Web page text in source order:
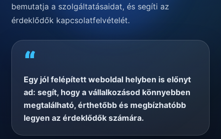
bemutatja a szolgáltatásaidat, és segíti az
érdeklődők kapcsolatfelvételét.
“
Egy jól felépített weboldal helyben is előnyt
ad: segít, hogy a vállalkozásod könnyebben
megtalálható, érthetőbb és megbízhatóbb
legyen az érdeklődők számára.